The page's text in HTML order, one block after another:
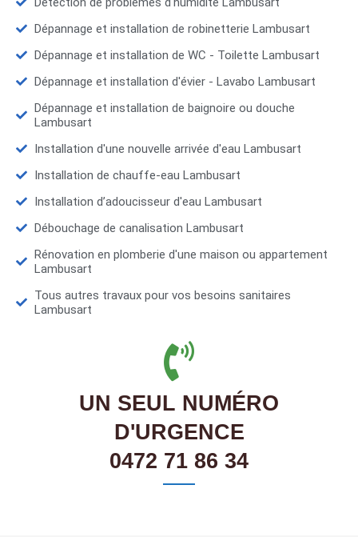
Dépannage et installation de robinetterie Lambusart
Dépannage et installation de WC - Toilette Lambusart
Dépannage et installation d'évier - Lavabo Lambusart
Dépannage et installation de baignoire ou douche
Lambusart
Installation d'une nouvelle arrivée d'eau Lambusart
Installation de chauffe-eau Lambusart
Installation d’adoucisseur d'eau Lambusart
Débouchage de canalisation Lambusart
Rénovation en plomberie d'une maison ou appartement
Lambusart
Tous autres travaux pour vos besoins sanitaires
Lambusart
UN SEUL NUMÉRO
D'URGENCE
0472 71 86 34